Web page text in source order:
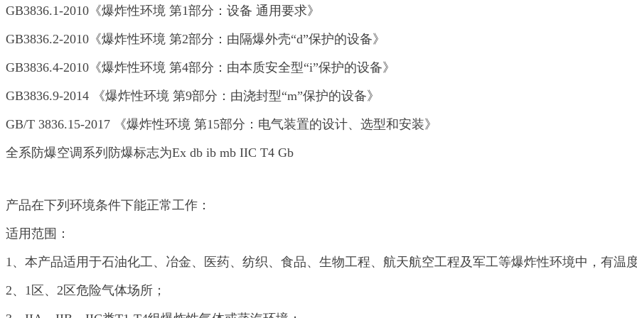
GB3836.1-2010《爆炸性环境 第1部分：设备 通用要求》
GB3836.2-2010《爆炸性环境 第2部分：由隔爆外壳“d”保护的设备》
GB3836.4-2010《爆炸性环境 第4部分：由本质安全型“i”保护的设备》
GB3836.9-2014 《爆炸性环境 第9部分：由浇封型“m”保护的设备》
GB/T 3836.15-2017 《爆炸性环境 第15部分：电气装置的设计、选型和安装》
全系防爆空调系列防爆标志为Ex db ib mb IIC T4 Gb
产品在下列环境条件下能正常工作：
适用范围：
1、本产品适用于石油化工、冶金、医药、纺织、食品、生物工程、航天航空工程及军工等爆炸性环境中，有温
2、1区、2区危险气体场所；